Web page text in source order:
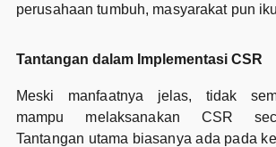
perusahaan tumbuh, masyarakat pun
Tantangan dalam Implementasi CSR
Meski manfaatnya jelas, tidak
mampu melaksanakan CSR
Tantangan utama biasanya ada pada